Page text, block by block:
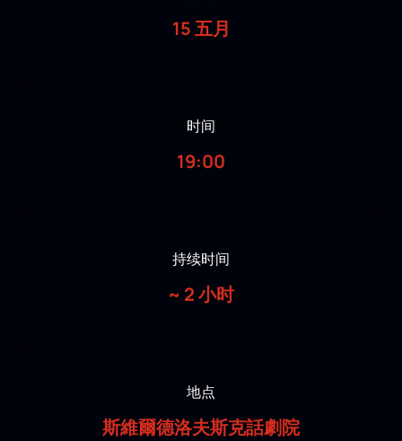
15 五月
时间
19:00
持续时间
~ 2 小时
地点
斯維爾德洛夫斯克話劇院